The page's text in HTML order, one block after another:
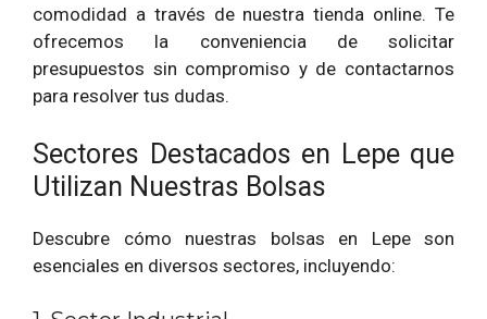
comodidad a través de nuestra tienda online. Te
ofrecemos la conveniencia de solicitar
presupuestos sin compromiso y de contactarnos
para resolver tus dudas.
Sectores Destacados en Lepe que
Utilizan Nuestras Bolsas
Descubre cómo nuestras bolsas en Lepe son
esenciales en diversos sectores, incluyendo: